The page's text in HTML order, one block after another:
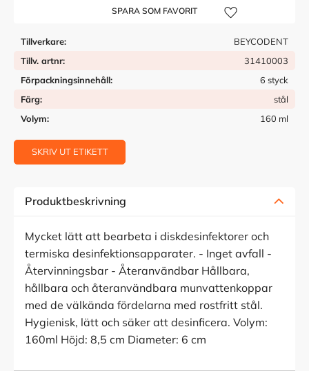
Lägg till i önskelista
Tillverkare
BEYCODENT
Tillv. artnr
31410003
Förpackningsinnehåll
6 styck
Färg
stål
Volym
160 ml
SKRIV UT ETIKETT
Produktbeskrivning
Mycket lätt att bearbeta i diskdesinfektorer och
termiska desinfektionsapparater. - Inget avfall -
Återvinningsbar - Återanvändbar Hållbara,
hållbara och återanvändbara munvattenkoppar
med de välkända fördelarna med rostfritt stål.
Hygienisk, lätt och säker att desinficera. Volym:
160ml Höjd: 8,5 cm Diameter: 6 cm